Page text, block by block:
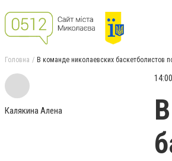
Головна В команде николаевских баскетболистов
Калякина Алена